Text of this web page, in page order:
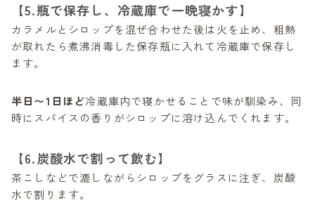
【5.瓶で保存し、冷蔵庫で一晩寝かす】
カラメルとシロップを混ぜ合わせた後は火を止め、粗熱
が取れたら煮沸消毒した保存瓶に入れて冷蔵庫で保存し
ます。
半日〜1日ほど冷蔵庫内で寝かせることで味が馴染み、同
時にスパイスの香りがシロップに溶け込んでくれます。
【6.炭酸水で割って飲む】
茶こしなどで漉しながらシロップをグラスに注ぎ、炭酸
水で割ります。